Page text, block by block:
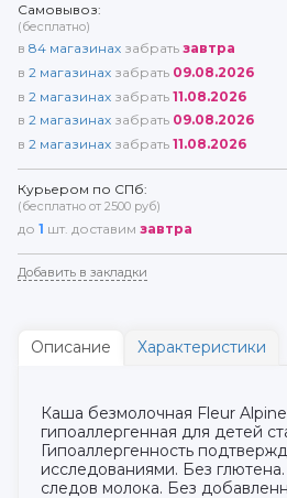
Самовывоз:
(бесплатно)
в 84 магазинах забрать завтра
в 2 магазинах забрать 09.08.2026
в 2 магазинах забрать 11.08.2026
в 2 магазинах забрать 09.08.2026
в 2 магазинах забрать 11.08.2026
Курьером по СПб:
(бесплатно от 2500 руб)
до 1 шт. доставим завтра
Добавить в закладки
Описание Характеристики
Каша безмолочная Fleur
гипоаллергенная для детей
Гипоаллергенность
исследованиями. Без
следов молока. Без